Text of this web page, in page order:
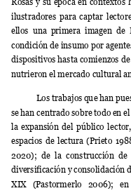
Rosas y su época en contextos
ilustradores para captar
ellos una primera imagen de
condición de insumo por
dispositivos hasta comienzos
nutrieron el mercado cultural
Los trabajos que han
se han centrado sobretodo en
la expansión del público lec
espacios de lectura (Prieto
2020); de la construcción de
diversificación y consolidación
XIX
(Pastormerlo 2006);
en